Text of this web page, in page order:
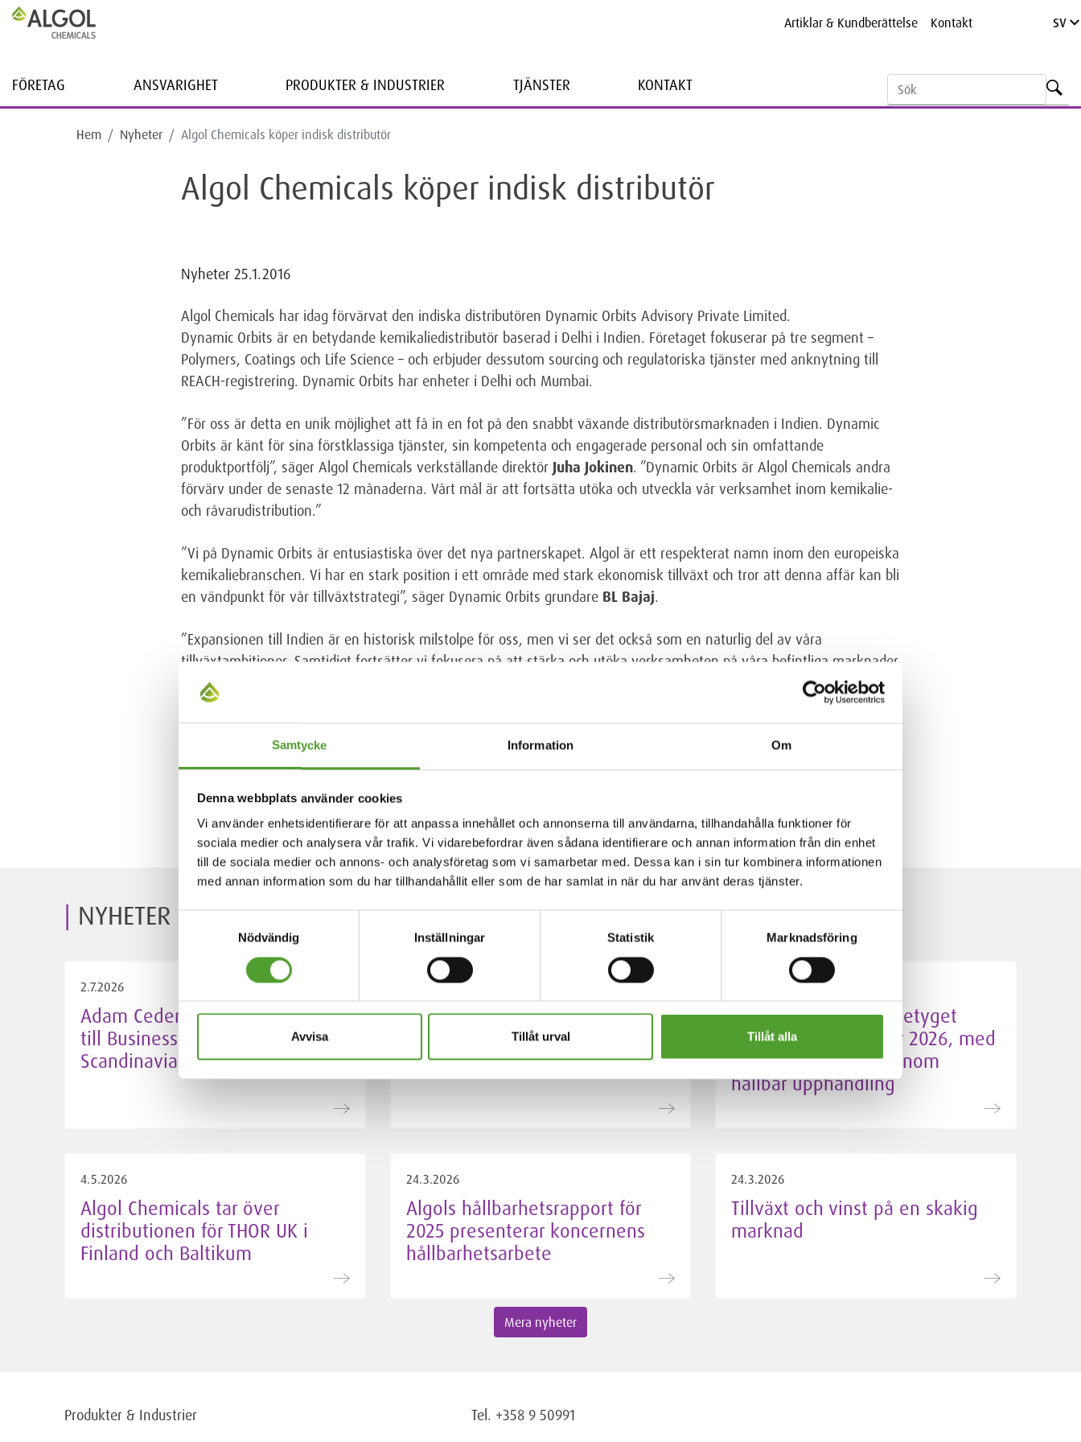
Samtycke Information Om
Denna webbplats använder cookies
Vi använder enhetsidentifierare för att anpassa innehållet och annonserna till användarna, tillhandahålla funktioner för
sociala medier och analysera vår trafik. Vi vidarebefordrar även sådana identifierare och annan information från din enhet
till de sociala medier och annons- och analysföretag som vi samarbetar med. Dessa kan i sin tur kombinera informationen
med annan information som du har tillhandahållit eller som de har samlat in när du har använt deras tjänster.
Nödvändig
Inställningar Statistik Marknadsföring
Avvisa Tillåt urval Tillåt alla
Artiklar & Kundberättelse Kontakt SV
FÖRETAG ANSVARIGHET PRODUKTER & INDUSTRIER TJÄNSTER KONTAKT
Hem Nyheter Algol Chemicals köper indisk distributör
Algol Chemicals köper indisk distributör
Nyheter 25.1.2016
Algol Chemicals har idag förvärvat den indiska distributören Dynamic Orbits Advisory Private Limited.
Dynamic Orbits är en betydande kemikaliedistributör baserad i Delhi i Indien. Företaget fokuserar på tre segment –
Polymers, Coatings och Life Science – och erbjuder dessutom sourcing och regulatoriska tjänster med anknytning till
REACH-registrering. Dynamic Orbits har enheter i Delhi och Mumbai.
”För oss är detta en unik möjlighet att få in en fot på den snabbt växande distributörsmarknaden i Indien. Dynamic
Orbits är känt för sina förstklassiga tjänster, sin kompetenta och engagerade personal och sin omfattande
produktportfölj”, säger Algol Chemicals verkställande direktör Juha Jokinen. ”Dynamic Orbits är Algol Chemicals andra
förvärv under de senaste 12 månaderna. Vårt mål är att fortsätta utöka och utveckla vår verksamhet inom kemikalie-
och råvarudistribution.”
”Vi på Dynamic Orbits är entusiastiska över det nya partnerskapet. Algol är ett respekterat namn inom den europeiska
kemikaliebranschen. Vi har en stark position i ett område med stark ekonomisk tillväxt och tror att denna affär kan bli
en vändpunkt för vår tillväxtstrategi”, säger Dynamic Orbits grundare BL Bajaj.
”Expansionen till Indien är en historisk milstolpe för oss, men vi ser det också som en naturlig del av våra
tillväxtambitioner. Samtidigt fortsätter vi fokusera på att stärka och utöka verksamheten på våra befintliga marknader.
BL Bajaj har tillsammans med personalen på Dynamic Orbits byggt upp en mycket framgångsrik verksamhet. Vi är
tacksamma för förtroendet och för att vi nu kan fortsätta med detta arbete”, säger
, verkställande
direktör för Algolkoncernen och styrelseordförande för Algol Chemicals.
Dynamic Orbits är idag ett helägt dotterbolag till Algol Chemicals och förändringen kommer varken att påverka kund-
och leverantörsrelationerna eller Dynamic Orbits personal.
NYHETER
2.7.2026
Adam Cederwall Baidori utsedd
till Business Unit Director,
Scandinavia på Algol Chemicals
18.5.2026
Juha Hietalahti utsedd till
interim VP of Procurement på
Algol Chemicals
Algol Chemicals får betyget
Silver av EcoVadis för 2026, med
förbättrade resultat inom
hållbar upphandling
4.5.2026
Algol Chemicals tar över
distributionen för THOR UK i
Finland och Baltikum
24.3.2026
Algols hållbarhetsrapport för
2025 presenterar koncernens
hållbarhetsarbete
24.3.2026
Tillväxt och vinst på en skakig
marknad
Mera nyheter
Produkter & Industrier
Tel. +358 9 50991